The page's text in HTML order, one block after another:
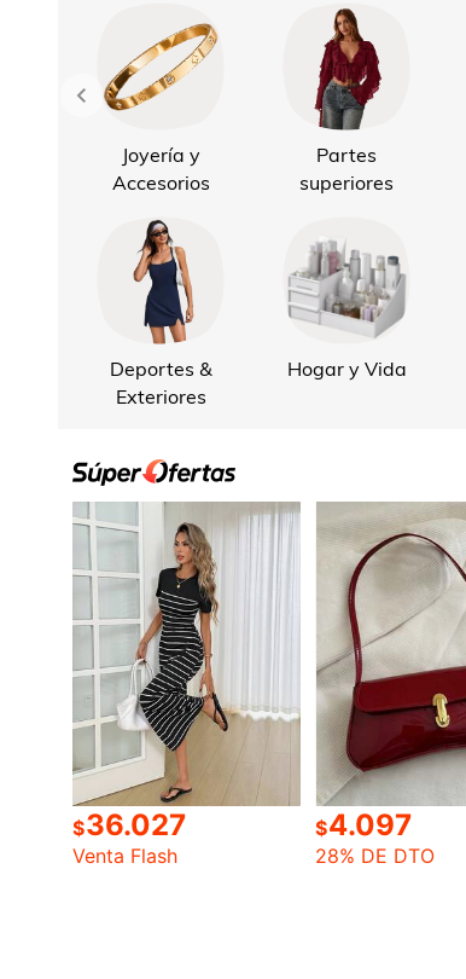
Joyería y
Accesorios
Deportes &
Exteriores
Partes
superiores
Hogar y Vida
$36.027
Venta Flash
$4.097
28% DE DTO